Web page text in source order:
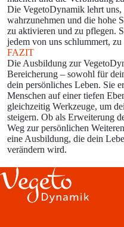
Die VegetoDynamik lehrt uns,
wahrzunehmen und die hohe
zu aktivieren und zu pflegen.
jedem von uns schlummert,
FAZIT
Die Ausbildung zur
Bereicherung – sowohl für
dein persönliches Leben. Sie
Menschen auf einer tiefen
gleichzeitig Werkzeuge, um
steigern. Ob als Erweiterung
Weg zur persönlichen
eine Ausbildung, die dein
verändern wird.